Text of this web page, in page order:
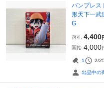
バンプレス
形天下一武
G
落札 4,400
開始 4,000
1 2/
出品中の